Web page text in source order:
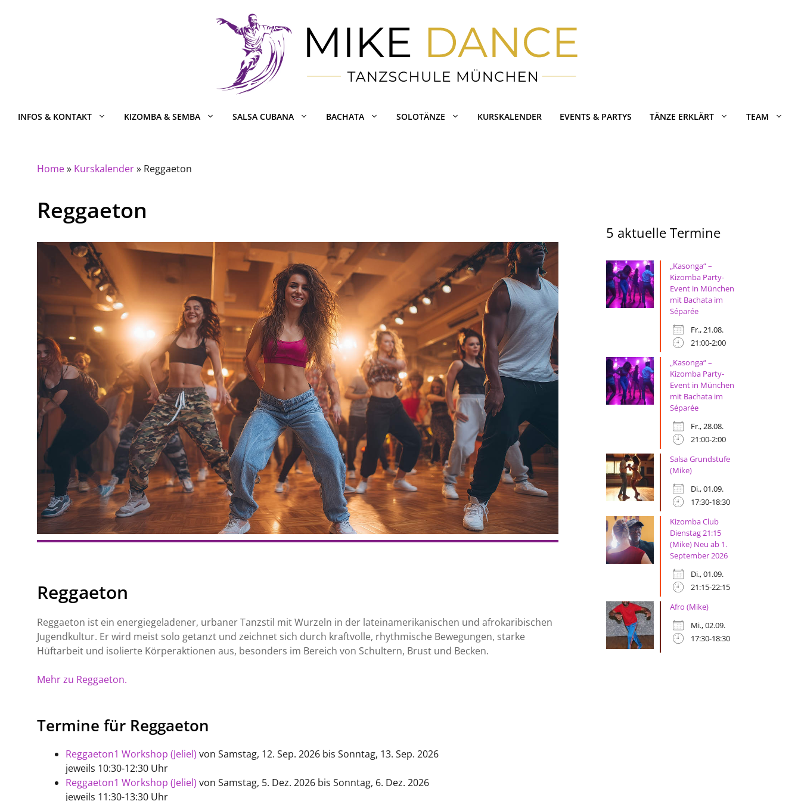
INFOS & KONTAKT KIZOMBA & SEMBA SALSA CUBANA BACHATA SOLOTÄNZE KURSKALENDER EVENTS & PARTYS TÄNZE ERKLÄRT TEAM
Home» Kurskalender» Reggaeton
Reggaeton
Reggaeton
Reggaeton ist ein energiegeladener, urbaner Tanzstil mit Wurzeln in der lateinamerikanischen und afrokaribischen
Jugendkultur. Er wird meist solo getanzt und zeichnet sich durch kraftvolle, rhythmische Bewegungen, starke
Hüftarbeit und isolierte Körperaktionen aus, besonders im Bereich von Schultern, Brust und Becken.
Mehr zu Reggaeton.
Termine für Reggaeton
Reggaeton1 Workshop (Jeliel) von Samstag, 12. Sep. 2026 bis Sonntag, 13. Sep. 2026
jeweils 10:30-12:30 Uhr
Reggaeton1 Workshop (Jeliel) von Samstag, 5. Dez. 2026 bis Sonntag, 6. Dez. 2026
jeweils 11:30-13:30 Uhr
5 aktuelle Termine
„Kasonga“ –
Kizomba Party-
Event in München
mit Bachata im
Séparée
Fr., 21.08.
21:00-2:00
„Kasonga“ –
Kizomba Party-
Event in München
mit Bachata im
Séparée
Fr., 28.08.
21:00-2:00
Salsa Grundstufe
(Mike)
Di., 01.09.
17:30-18:30
Kizomba Club
Dienstag 21:15
(Mike) Neu ab 1.
September 2026
Di., 01.09.
21:15-22:15
Afro (Mike)
Mi., 02.09.
17:30-18:30